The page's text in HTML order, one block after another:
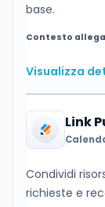
base.
Contesto
Visualizza
Link
Condividi
richieste e